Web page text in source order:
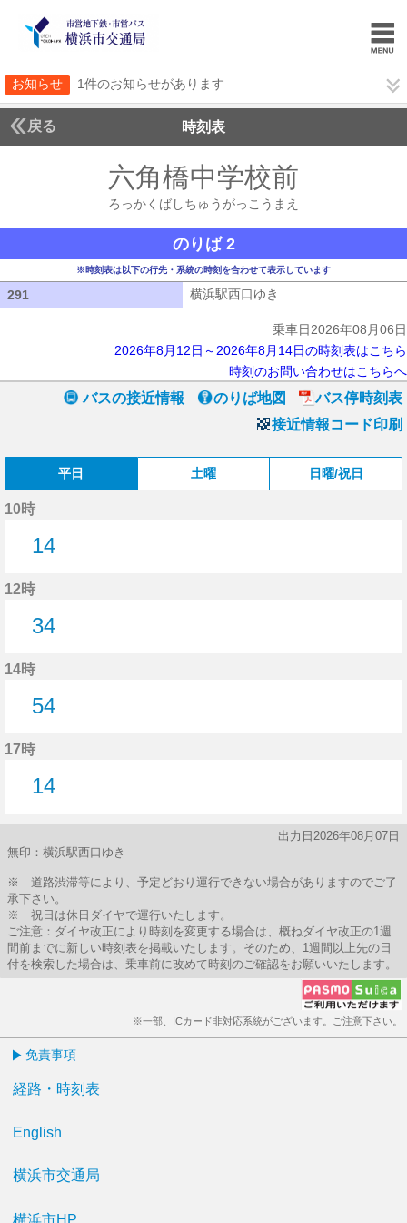
お知らせ 1件のお知らせがあります
戻る 時刻表
六角橋中学校前
ろっかくばしちゅうがっこうまえ
のりば 2
※時刻表は以下の行先・系統の時刻を合わせて表示しています
291 横浜駅西口ゆき
乗車日2026年08月06日
2026年8月12日～2026年8月14日の時刻表はこちら
時刻のお問い合わせはこちらへ
バスの接近情報 のりば地図
バス停時刻表
接近情報コード印刷
平日 土曜 日曜/祝日
10時
14
12時
34
14時
54
17時
14
出力日2026年08月07日
無印：横浜駅西口ゆき
※ 道路渋滞等により、予定どおり運行できない場合がありますのでご了
承下さい。
※ 祝日は休日ダイヤで運行いたします。
ご注意：ダイヤ改正により時刻を変更する場合は、概ねダイヤ改正の1週
間前までに新しい時刻表を掲載いたします。そのため、1週間以上先の日
付を検索した場合は、乗車前に改めて時刻のご確認をお願いいたします。
※一部、ICカード非対応系統がございます。ご注意下さい。
免責事項
経路・時刻表
English
横浜市交通局
横浜市HP